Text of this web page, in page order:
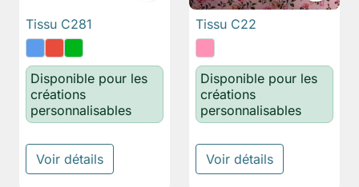
Tissu C281
Disponible pour les
créations
personnalisables
Voir détails
Tissu C22
Disponible pour les
créations
personnalisables
Voir détails